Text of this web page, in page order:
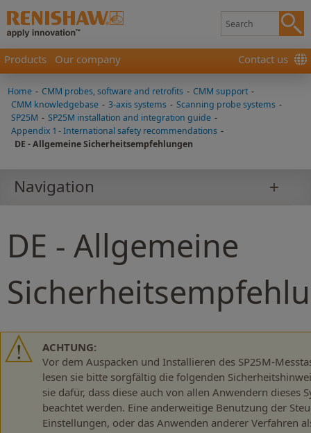
Products Our company Contact us
Home - CMM probes, software and retrofits - CMM support -
CMM knowledgebase - 3-axis systems - Scanning probe systems -
SP25M - SP25M installation and integration guide -
Appendix 1 - International safety recommendations -
DE - Allgemeine Sicherheitsempfehlungen
Navigation
DE - Allgemeine
ACHTUNG:
Vor dem Auspacken und Installieren des SP25M-
lesen sie bitte sorgfältig die folgenden
sie dafür, dass diese auch von allen Anwendern dieses
beachtet werden. Eine anderweitige Benutzung der
Einstellungen, oder das Anwenden anderer Verfahren